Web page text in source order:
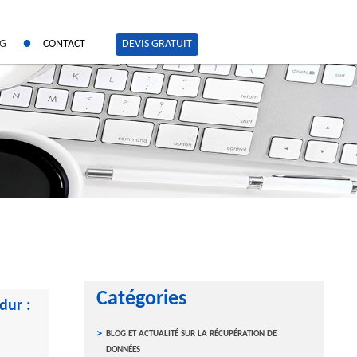
CONTACT DEVIS GRATUIT
:
Catégories
blog et actualité sur la récupération de
données